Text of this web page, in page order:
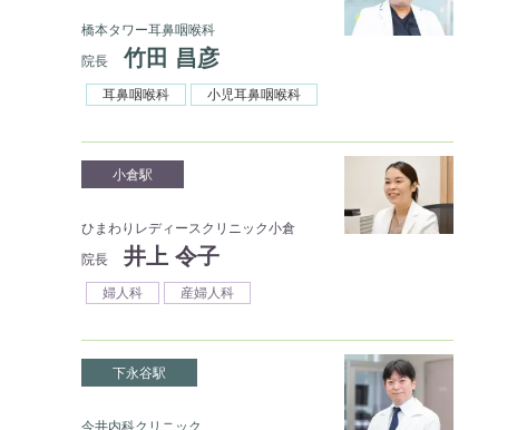
橋本タワー耳鼻咽喉科
院長
竹田 昌彦
耳鼻咽喉科 小児耳鼻咽喉科
小倉駅
ひまわりレディースクリニック小倉
院長
井上 令子
婦人科 産婦人科
下永谷駅
今井内科クリニック